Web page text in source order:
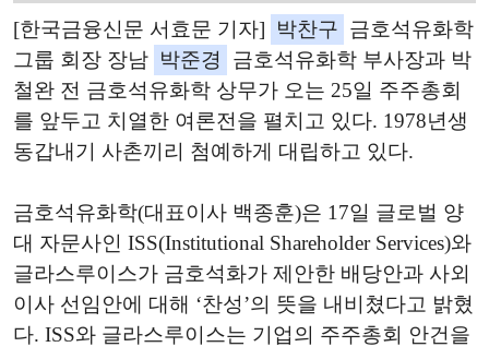
[한국금융신문 서효문 기자] 박찬구 금호석유화학
그룹 회장 장남 박준경
금호석유화학 부사장과 박
철완 전 금호석유화학 상무가 오는 25일 주주총회
를 앞두고 치열한 여론전을 펼치고 있다. 1978년생
동갑내기 사촌끼리 첨예하게 대립하고 있다.
금호석유화학(대표이사 백종훈)은 17일 글로벌 양
대 자문사인 ISS(Institutional Shareholder Services)와
글라스루이스가 금호석화가 제안한 배당안과 사외
이사 선임안에 대해 ‘찬성’의 뜻을 내비쳤다고 밝혔
다. ISS와 글라스루이스는 기업의 주주총회 안건을